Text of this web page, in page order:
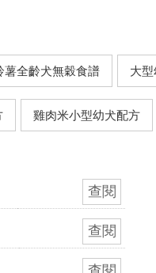
薯全齡犬無穀食譜 大
雞肉米小型幼犬配方
查閱
查閱